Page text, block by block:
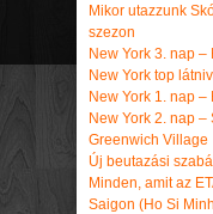
Mikor utazzunk
szezon
New York 3. nap
New York top
New York 1. nap –
New York 2. nap –
Greenwich Village
Új beutazási
Minden, amit az
Saigon (Ho Si